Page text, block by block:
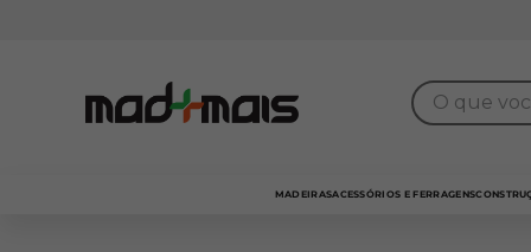
O que você
MADEIRASACESSÓRIOS E FERRAGENS